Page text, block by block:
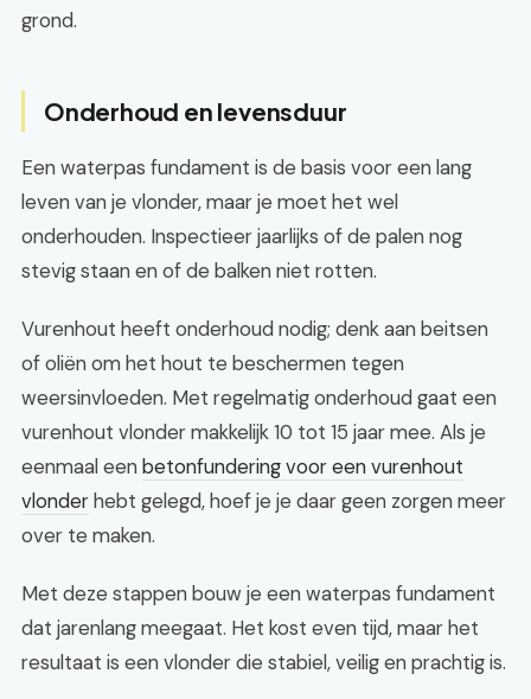
grond.
Onderhoud en levensduur
Een waterpas fundament is de basis voor een lang
leven van je vlonder, maar je moet het wel
onderhouden. Inspectieer jaarlijks of de palen nog
stevig staan en of de balken niet rotten.
Vurenhout heeft onderhoud nodig; denk aan beitsen
of oliën om het hout te beschermen tegen
weersinvloeden. Met regelmatig onderhoud gaat een
vurenhout vlonder makkelijk 10 tot 15 jaar mee. Als je
eenmaal eenbetonfundering voor een vurenhout
vlonderhebt gelegd, hoef je je daar geen zorgen meer
over te maken.
Met deze stappen bouw je een waterpas fundament
dat jarenlang meegaat. Het kost even tijd, maar het
resultaat is een vlonder die stabiel, veilig en prachtig is.